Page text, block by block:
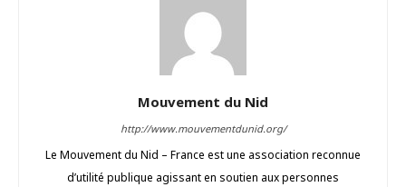
Mouvement du Nid
http://www.mouvementdunid.org/
Le Mouvement du Nid – France est une association reconnue
d’utilité publique agissant en soutien aux personnes